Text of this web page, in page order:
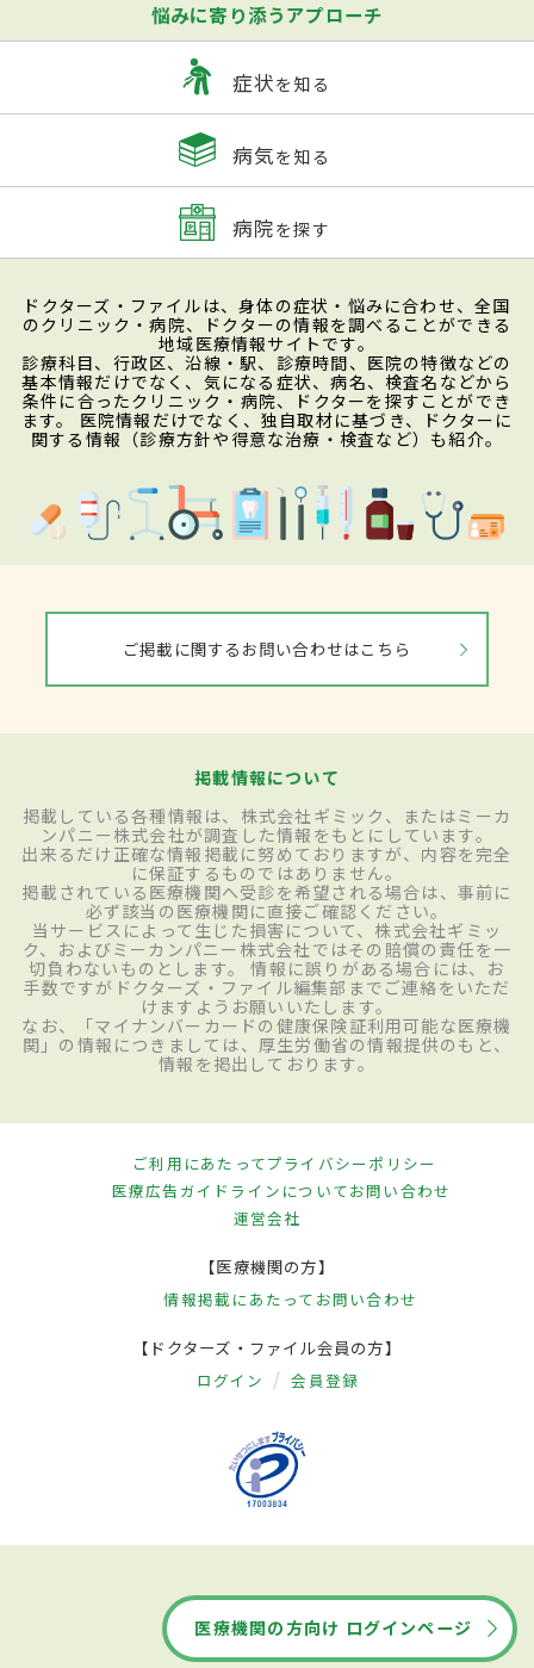
悩みに寄り添うアプローチ
症状を知る
病気を知る
病院を探す
ドクターズ・ファイルは、身体の症状・悩みに合わせ、全国
のクリニック・病院、ドクターの情報を調べることができる
地域医療情報サイトです。
診療科目、行政区、沿線・駅、診療時間、医院の特徴などの
基本情報だけでなく、気になる症状、病名、検査名などから
条件に合ったクリニック・病院、ドクターを探すことができ
ます。 医院情報だけでなく、独自取材に基づき、ドクターに
関する情報（診療方針や得意な治療・検査など）も紹介。
ご掲載に関するお問い合わせはこちら
掲載情報について
掲載している各種情報は、株式会社ギミック、またはミーカ
ンパニー株式会社が調査した情報をもとにしています。
出来るだけ正確な情報掲載に努めておりますが、内容を完全
に保証するものではありません。
掲載されている医療機関へ受診を希望される場合は、事前に
必ず該当の医療機関に直接ご確認ください。
当サービスによって生じた損害について、株式会社ギミッ
ク、およびミーカンパニー株式会社ではその賠償の責任を一
切負わないものとします。 情報に誤りがある場合には、お
手数ですがドクターズ・ファイル編集部までご連絡をいただ
けますようお願いいたします。
なお、「マイナンバーカードの健康保険証利用可能な医療機
関」の情報につきましては、厚生労働省の情報提供のもと、
情報を掲出しております。
ご利用にあたってプライバシーポリシー
医療広告ガイドラインについてお問い合わせ
運営会社
【医療機関の方】
情報掲載にあたって お問い合わせ
【ドクターズ・ファイル会員の方】
ログイン 会員登録
医療機関の方向け ログインページ